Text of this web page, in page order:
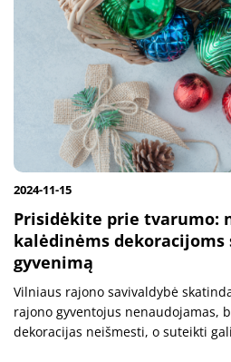
2024-11-15
Prisidėkite prie tvarumo:
kalėdinėms
gyvenimą
Vilniaus rajono savivaldybė
rajono gyventojus nenaudojamas,
dekoracijas neišmesti, o suteikti